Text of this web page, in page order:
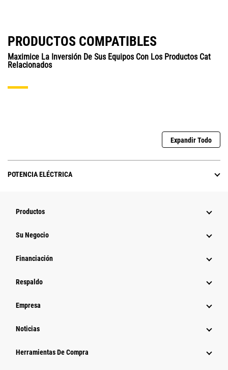
PRODUCTOS COMPATIBLES
Maximice La Inversión De Sus Equipos Con Los Productos Cat
Relacionados
Expandir Todo
POTENCIA ELÉCTRICA
Productos
Su Negocio
Financiación
Respaldo
Empresa
Noticias
Herramientas De Compra